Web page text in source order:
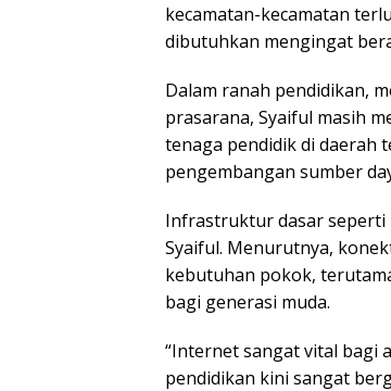
kecamatan-kecamatan
dibutuhkan mengingat
Dalam ranah pendidikan,
prasarana, Syaiful masih
tenaga pendidik di daerah
pengembangan sumber
Infrastruktur dasar seperti
Syaiful. Menurutnya,
kebutuhan pokok,
bagi generasi muda.
“Internet sangat vital bagi
pendidikan kini sangat